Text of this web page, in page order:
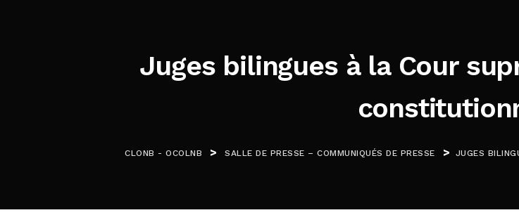
Juges bilingues à la Cour
CLONB - OCOLNB > SALLE DE PRESSE – COMMUNIQUÉS DE PRESSE > JUGES